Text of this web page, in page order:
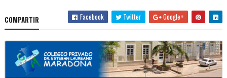
COMPARTIR Facebook Twitter Google+